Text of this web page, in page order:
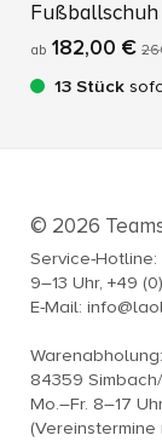
Fußballschuh
ab 182,00 €
13 Stück
© 2026
Service-Hotline:
9–13 Uhr, +49
E-Mail:
84359
Mo.–Fr. 8–17